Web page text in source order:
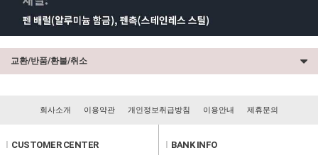
교환/반품/환불/취소
회사소개 이용약관 개인정보취급방침 이용안내 제휴문의
l CUSTOMER CENTER l BANK INFO